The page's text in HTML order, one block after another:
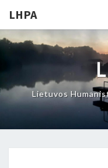
LHPA
Lietuvos